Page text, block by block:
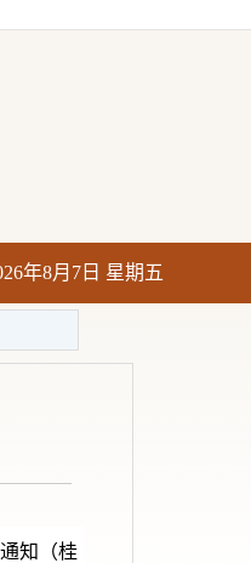
年8月7日 星期五
知（桂